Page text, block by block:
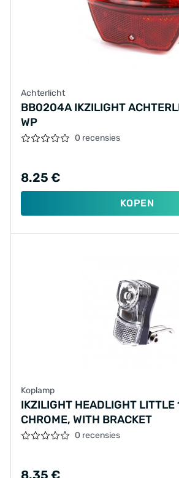
Achterlicht
BB0204A IKZILIGHT
WP
0 recensies
8.25 €
KOPEN
Koplamp
IKZILIGHT HEADLIGHT LITTLE
CHROME, WITH BRACKET
0 recensies